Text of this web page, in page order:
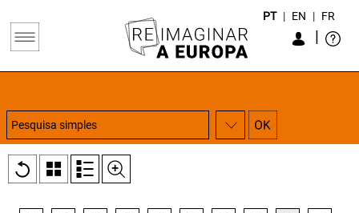
|
PT | EN | FR